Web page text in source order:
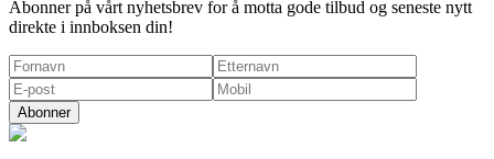
Abonner på vårt nyhetsbrev for å motta gode tilbud og seneste nytt
direkte i innboksen din!
Abonner